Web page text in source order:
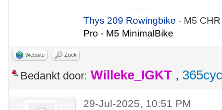
Thys 209 Rowingbike- M5
Pro - M5 MinimalBike
Website Zoek
Bedankt door: Willeke_IGKT ,
29-Jul-2025, 10:51 PM